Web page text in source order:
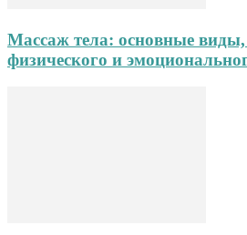
Массаж тела: основные виды,
физического и